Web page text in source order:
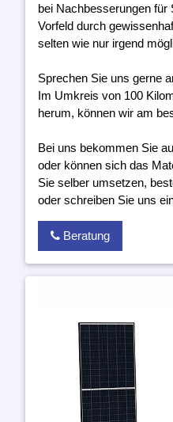
bei Nachbesserungen für
Vorfeld durch
selten wie nur irgend
Sprechen Sie uns gerne
Im Umkreis von 100
herum, können wir am
Bei uns bekommen Sie
oder können sich das
Sie selber umsetzen,
oder schreiben Sie uns
Beratung